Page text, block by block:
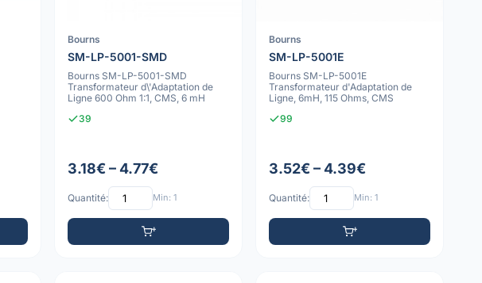
Bourns
SM-LP-5001-SMD
Bourns SM-LP-5001-SMD
Transformateur d\'Adaptation de
Ligne 600 Ohm 1:1, CMS, 6 mH
39
3.18€ – 4.77€
Quantité: Min: 1
Bourns
SM-LP-5001E
Bourns SM-LP-5001E
Transformateur d'Adaptation de
Ligne, 6mH, 115 Ohms, CMS
99
3.52€ – 4.39€
Quantité: Min: 1